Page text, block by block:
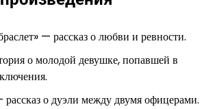
— рассказ о любви и ревности.
о молодой девушке, попавшей в
о дуэли между двумя офицерами.